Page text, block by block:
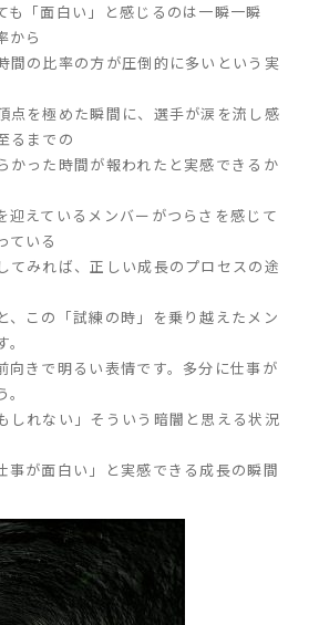
も「面白い」と感じるのは一瞬一瞬
から
間の比率の方が圧倒的に多いという実
点を極めた瞬間に、選手が涙を流し感
るまでの
かった時間が報われたと実感できるか
迎えているメンバーがつらさを感じて
ている
てみれば、正しい成長のプロセスの途
、この「試練の時」を乗り越えたメン
向きで明るい表情です。多分に仕事が
しれない」そういう暗闇と思える状況
事が面白い」と実感できる成長の瞬間